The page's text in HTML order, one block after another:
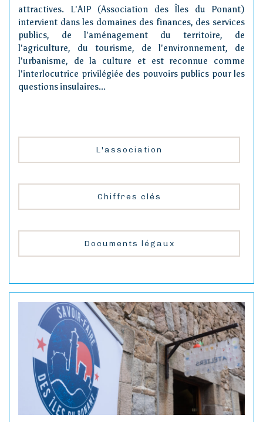
attractives. L'AIP (Association des Îles du Ponant)
intervient dans les domaines des finances, des services
publics, de l'aménagement du territoire, de
l'agriculture, du tourisme, de l'environnement, de
l'urbanisme, de la culture et est reconnue comme
l'interlocutrice privilégiée des pouvoirs publics pour les
questions insulaires...
L'association
Chiffres clés
Documents légaux